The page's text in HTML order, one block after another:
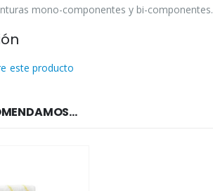
mono-componentes y bi-componentes.
este producto